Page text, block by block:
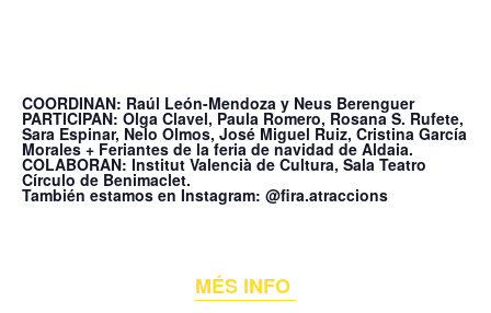
COORDINAN: Raúl León-Mendoza y Neus Berenguer
PARTICIPAN: Olga Clavel, Paula Romero, Rosana S. Rufete,
Sara Espinar, Nelo Olmos, José Miguel Ruiz, Cristina García
Morales + Feriantes de la feria de navidad de Aldaia.
COLABORAN: Institut Valencià de Cultura, Sala Teatro
Círculo de Benimaclet.
También estamos en Instagram: @fira.atraccions
MÉS INFO